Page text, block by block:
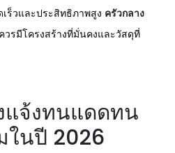
ร็วและประสิทธิภาพสูง ครัวกลาง
วรมีโครงสร้างที่มั่นคงและวัสดุที่
แจ้งทนแดดทน
ในปี 2026